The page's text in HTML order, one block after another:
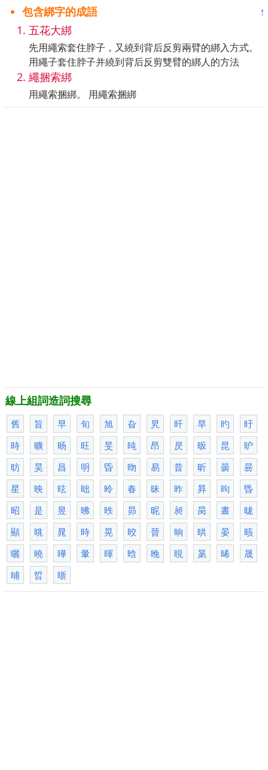
包含綁字的成語
↑
五花大綁
先用繩索套住脖子，又繞到背后反剪兩臂的綁入方式。
用繩子套住脖子并繞到背后反剪雙臂的綁人的方法
繩捆索綁
用繩索捆綁。 用繩索捆綁
線上組詞造詞搜尋
舊
旨 早 旬 旭 旮 旯 旰 旱 旳
旴
時
曠 旸 旺 旻 旽 昂 昃 昄 昆
昈
昉
昊 昌 明 昏 昒 易 昔 昕 曇
昜
星
映 昡 昢 昤 春 昧 昨 昪 昫
昬
昭
是 昱 昲 昳 昴 昵 昶 昺 晝
昽
顯
晀 晁 時 晃 晈 晉 晌 晎 晏
晐
曬
曉 曄 暈 暉 晗 晚 晛 晜 晞
晟
晡
晢 晣